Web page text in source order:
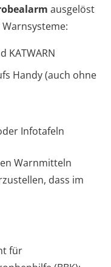
ausgelöst
KATWARN
Handy (auch ohne
Infotafeln
Warnmitteln
dass im
für